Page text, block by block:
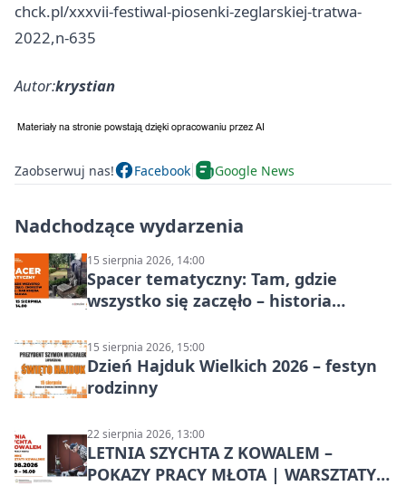
chck.pl/xxxvii-festiwal-piosenki-zeglarskiej-tratwa-
2022,n-635
Autor:krystian
Zaobserwuj nas! Facebook Google News
Nadchodzące wydarzenia
15 sierpnia 2026, 14:00
Spacer tematyczny: Tam, gdzie
wszystko się zaczęło – historia
15 sierpnia 2026, 15:00
Dzień Hajduk Wielkich 2026 – festyn
rodzinny
22 sierpnia 2026, 13:00
LETNIA SZYCHTA Z KOWALEM –
POKAZY PRACY MŁOTA | WARSZTATY